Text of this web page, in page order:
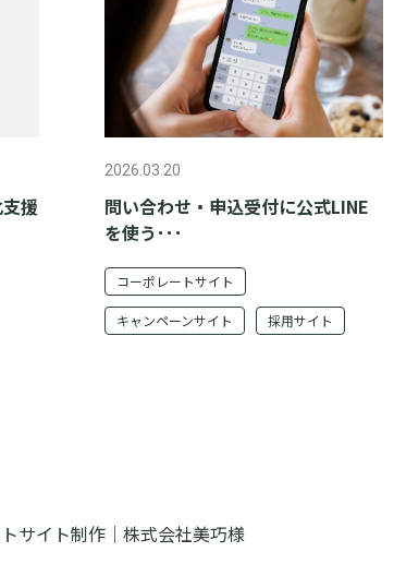
援
2026.03.20
問い合わせ・申込受付に公式LINE
を使う･･･
コーポレートサイト
キャンペーンサイト 採用サイト
サイト制作｜株式会社美巧様